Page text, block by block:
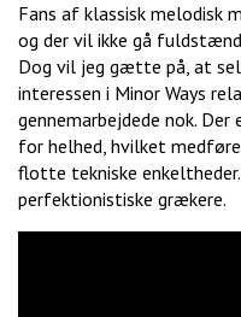
Fans af klassisk melodisk
og der vil ikke gå
Dog vil jeg gætte på, at
interessen i Minor Ways
gennemarbejdede nok.
for helhed, hvilket
flotte tekniske
perfektionistiske grækere.